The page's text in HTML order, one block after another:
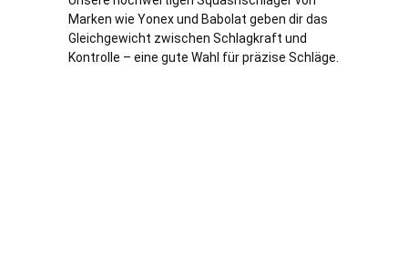
Marken wie Yonex und Babolat geben dir das
Gleichgewicht zwischen Schlagkraft und
Kontrolle – eine gute Wahl für präzise Schläge.